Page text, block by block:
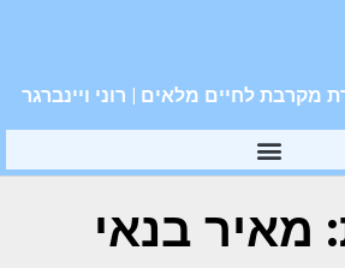
מקרבת לחיים מלאים | רוני ויינברגר
מאיר בנאי